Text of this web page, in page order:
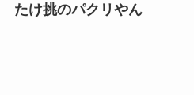
たけ挑のパクリやん